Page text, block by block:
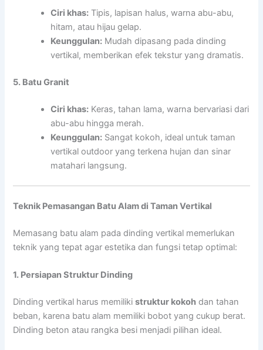
Ciri khas: Tipis, lapisan halus, warna abu-abu,
hitam, atau hijau gelap.
Keunggulan: Mudah dipasang pada dinding
vertikal, memberikan efek tekstur yang dramatis.
5. Batu Granit
Ciri khas: Keras, tahan lama, warna bervariasi dari
abu-abu hingga merah.
Keunggulan: Sangat kokoh, ideal untuk taman
vertikal outdoor yang terkena hujan dan sinar
matahari langsung.
Teknik Pemasangan Batu Alam di Taman Vertikal
Memasang batu alam pada dinding vertikal memerlukan
teknik yang tepat agar estetika dan fungsi tetap optimal:
1. Persiapan Struktur Dinding
Dinding vertikal harus memilikistruktur kokoh dan tahan
beban, karena batu alam memiliki bobot yang cukup berat.
Dinding beton atau rangka besi menjadi pilihan ideal.